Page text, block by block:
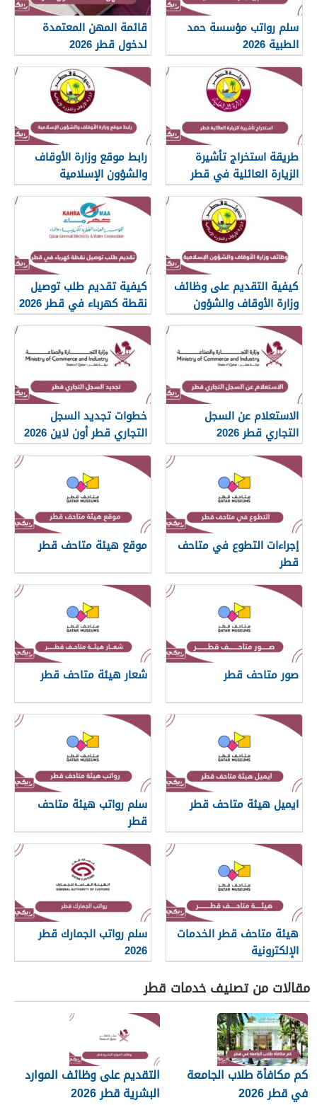
سلم رواتب مؤسسة حمد
الطبية 2026
قائمة المهن المعتمدة
لدخول قطر 2026
طريقة استخراج تأشيرة
الزيارة العائلية في قطر
2026
رابط موقع وزارة الأوقاف
والشؤون الإسلامية
islam.gov.qa
كيفية التقديم على وظائف
وزارة الأوقاف والشؤون
الإسلامية قطر 2026
كيفية تقديم طلب توصيل
نقطة كهرباء في قطر 2026
الاستعلام عن السجل
التجاري قطر 2026
خطوات تجديد السجل
التجاري قطر أون لاين 2026
إجراءات التطوع في متاحف
قطر
موقع هيئة متاحف قطر
صور متاحف قطر شعار هيئة متاحف قطر
ايميل هيئة متاحف قطر
سلم رواتب هيئة متاحف
قطر
هيئة متاحف قطر الخدمات
الإلكترونية
سلم رواتب الجمارك قطر
2026
مقالات من تصنيف خدمات قطر
كم مكافأة طلاب الجامعة
في قطر 2026
التقديم على وظائف الموارد
البشرية قطر 2026